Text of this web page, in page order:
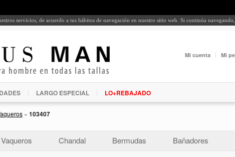
servicios, de acuerdo a tus hábitos de navegación en nuestro sitio web. Si continúa
Mi cuenta Mi
LARGO ESPECIAL LO+REBAJADO
» 103407
Vaqueros Chandal Bermudas Bañadores